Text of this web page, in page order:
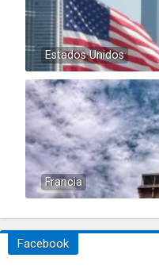
Estados Unidos
Francia
Facebook